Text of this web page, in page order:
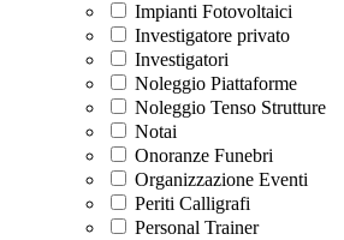
Impianti Fotovoltaici
Investigatore privato
Investigatori
Noleggio Piattaforme
Noleggio Tenso Strutture
Notai
Onoranze Funebri
Organizzazione Eventi
Periti Calligrafi
Personal Trainer